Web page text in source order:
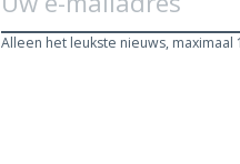
Alleen het leukste nieuws, maximaal